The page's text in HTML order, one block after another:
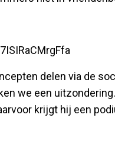
delen via de
we een uitzondering.
krijgt hij een